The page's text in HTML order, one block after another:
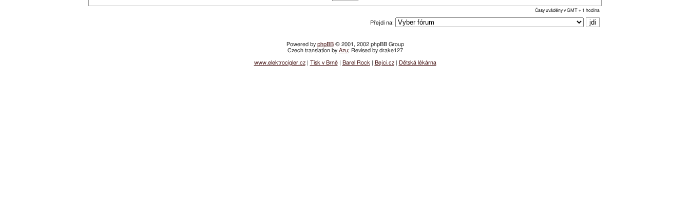
Časy uváděny v GMT + 1 hodina
Přejdi na:
Powered by phpBB© 2001, 2002 phpBB Group
Czech translation by Azu; Revised by drake127
www.elektrocigler.cz| Tisk v Brně| Barel Rock Bejci.cz| Dětská lékárna